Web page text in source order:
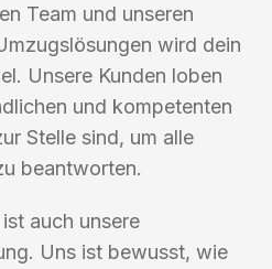
Team und unseren
wird dein
Unsere Kunden loben
und kompetenten
Stelle sind, um alle
beantworten.
auch unsere
Uns ist bewusst, wie